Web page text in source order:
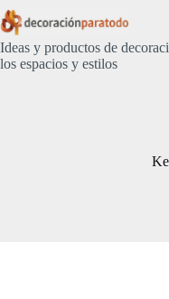
Saltar
al
contenido
Ideas y productos de
los espacios y estilos